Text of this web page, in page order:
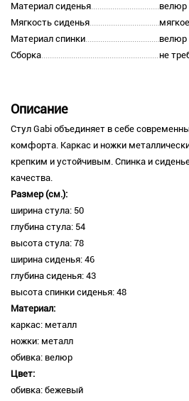
Материал сиденья
велюр
Мягкость сиденья
мягкое
Материал спинки
велюр
Сборка
не
Описание
Стул Gabi объединяет в себе
комфорта. Каркас и ножки
крепким и устойчивым. Спинка и
качества.
Размер (см.):
ширина стула: 50
глубина стула: 54
высота стула: 78
ширина сиденья: 46
глубина сиденья: 43
высота спинки сиденья: 48
Материал:
каркас: металл
ножки: металл
обивка: велюр
Цвет:
обивка: бежевый